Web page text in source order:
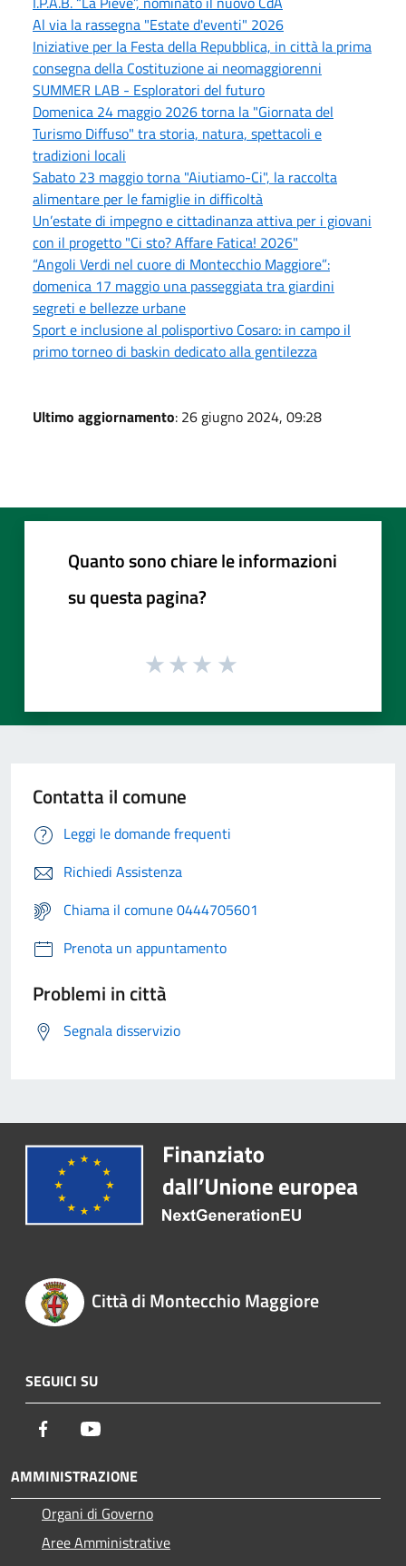
Al via la rassegna "Estate d'eventi" 2026
Iniziative per la Festa della Repubblica, in città la prima
consegna della Costituzione ai neomaggiorenni
SUMMER LAB - Esploratori del futuro
Domenica 24 maggio 2026 torna la "Giornata del
Turismo Diffuso" tra storia, natura, spettacoli e
tradizioni locali
Sabato 23 maggio torna "Aiutiamo-Ci", la raccolta
alimentare per le famiglie in difficoltà
Un’estate di impegno e cittadinanza attiva per i giovani
con il progetto "Ci sto? Affare Fatica! 2026"
“Angoli Verdi nel cuore di Montecchio Maggiore”:
domenica 17 maggio una passeggiata tra giardini
segreti e bellezze urbane
Sport e inclusione al polisportivo Cosaro: in campo il
primo torneo di baskin dedicato alla gentilezza
Ultimo aggiornamento: 26 giugno 2024, 09:28
Quanto sono chiare le informazioni
su questa pagina?
Contatta il comune
Leggi le domande frequenti
Richiedi Assistenza
Chiama il comune 0444705601
Prenota un appuntamento
Problemi in città
Segnala disservizio
Città di Montecchio Maggiore
SEGUICI SU
Facebook
AMMINISTRAZIONE
Organi di Governo
Aree Amministrative